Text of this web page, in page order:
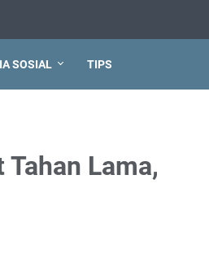
SOSIAL TIPS
Lama,